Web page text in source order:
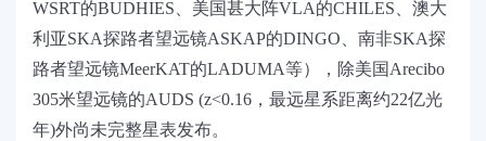
WSRT的BUDHIES 、美国甚大阵VLA的CHILES 、澳大
利亚SKA探路者望远镜ASKAP的DINGO 、南非SKA探
路者望远镜MeerKAT的LADUMA等），除美国 Arecibo
305米望远镜的AUDS (z<0.16 ， 最远星系距离约22亿光
年)外尚未完整星表发布。